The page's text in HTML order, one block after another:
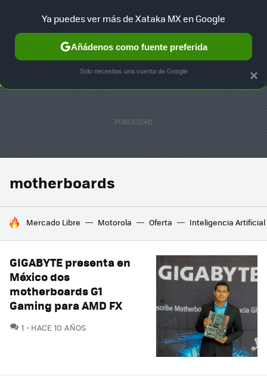
SELECCIÓN GAMING HOME AUTO TERRITORIO
motherboards
HOY SE HABLA DE
Mercado Libre Motorola Oferta Inteligencia Artificial
GIGABYTE presenta en
México dos
motherboards G1
Gaming para AMD FX
1 COMENTARIOS
HACE 10 AÑOS
×
Ya puedes ver más de Xataka MX en Google
Añádenos como fuente preferida
Solo necesitas una cuenta de Google